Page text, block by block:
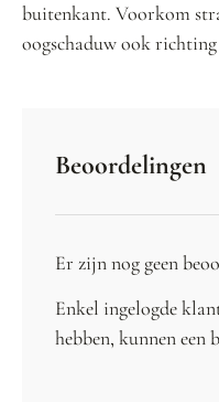
buitenkant. Voorkom
oogschaduw ook
Beoordelingen
Er zijn nog geen
Enkel ingelogde
hebben, kunnen een